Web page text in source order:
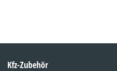
Kfz-Zubehör